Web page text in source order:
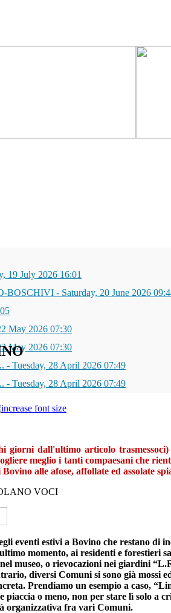
19 July 2026 16:01
BOSCHIVI - Saturday, 20 June 2026
May 2026 07:30
May 2026 07:30
- Tuesday, 28 April 2026 07:49
- Tuesday, 28 April 2026 07:49
giorni dall'ultimo articolo
meglio i tanti compaesani che
alle afose, affollate ed assolate
VOCI
eventi estivi a Bovino che restano di
momento, ai residenti e forestieri
museo, o rievocazioni nei giardini
diversi Comuni si sono già mossi
Prendiamo un esempio a caso,
piaccia o meno, non per stare lì solo a
organizzativa fra vari Comuni.